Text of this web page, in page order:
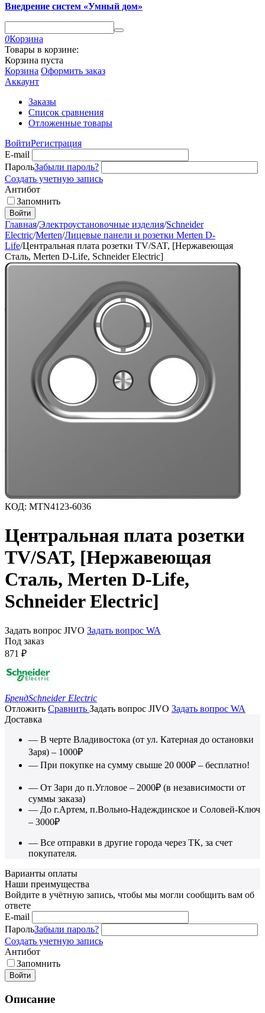
Внедрение систем «Умный дом»
0Корзина
Товары в корзине:
Корзина пуста
Корзина Оформить заказ
Аккаунт
Заказы
Список сравнения
Отложенные товары
ВойтиРегистрация
E-mail
ПарольЗабыли пароль?
Создать учетную запись
Антибот
Запомнить
Войти
Главная/Электроустановочные изделия/Schneider
Electric/Merten/Лицевые панели и розетки Merten D-
Life/Центральная плата розетки TV/SAT, [Нержавеющая
Сталь, Merten D-Life, Schneider Electric]
КОД: MTN4123-6036
Центральная плата розетки
TV/SAT, [Нержавеющая
Сталь, Merten D-Life,
Schneider Electric]
Задать вопрос JIVO Задать вопрос WA
Под заказ
871 ₽
БрендSchneider Electric
Отложить Сравнить Задать вопрос JIVO Задать вопрос WA
Доставка
— В черте Владивостока (от ул. Катерная до остановки
Заря) – 1000₽
— При покупке на сумму свыше 20 000₽ – бесплатно!
— От Зари до п.Угловое – 2000₽ (в независимости от
суммы заказа)
— До г.Артем, п.Вольно-Надеждинское и Соловей-Ключ
– 3000₽
— Все отправки в другие города через ТК, за счет
покупателя.
Варианты оплаты
Наши преимущества
Войдите в учётную запись, чтобы мы могли сообщить вам об
ответе
E-mail
ПарольЗабыли пароль?
Создать учетную запись
Антибот
Запомнить
Войти
Описание